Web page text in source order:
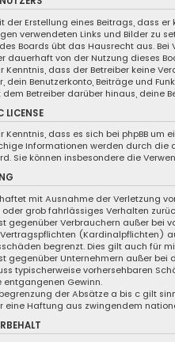
der Erstellung eines Beitrags, dass
verwendeten Links und Bilder zu
des Boards übt das Hausrecht aus.
dauerhaft von der Nutzung dieses
Kenntnis, dass der Betreiber keine
dein Benutzerkonto, Beiträge und
dem Betreiber darüber hinaus, deine
LICENSE
Kenntnis, dass es sich bei phpBB um
Informationen werden durch die
Sie können insbesondere die
haftet mit Ausnahme der Verletzung
grob fahrlässiges Verhalten
gegenüber Verbrauchern außer bei
(Kardinalpflichten)
begrenzt. Dies gilt auch für
gegenüber Unternehmern außer
typischerweise vorhersehbaren
entgangenen Gewinn.
der Absätze a bis c gilt
eine Haftung aus zwingendem